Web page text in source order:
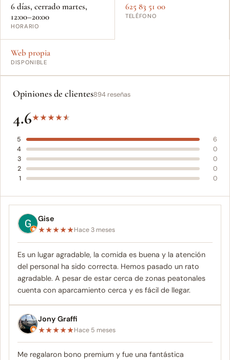
6 días, cerrado martes,
12:00–20:00
HORARIO
625 83 51 00
TELÉFONO
Web propia
DISPONIBLE
Opiniones de clientes894 reseñas
4.6★★★★★
5
6
4
0
3
0
2
0
1
0
Gise
★★★★★Hace 3 meses
Es un lugar agradable, la comida es buena y la atención
del personal ha sido correcta. Hemos pasado un rato
agradable. A pesar de estar cerca de zonas peatonales
cuenta con aparcamiento cerca y es fácil de llegar.
Jony Graffi
★★★★★Hace 5 meses
Me regalaron bono premium y fue una fantástica